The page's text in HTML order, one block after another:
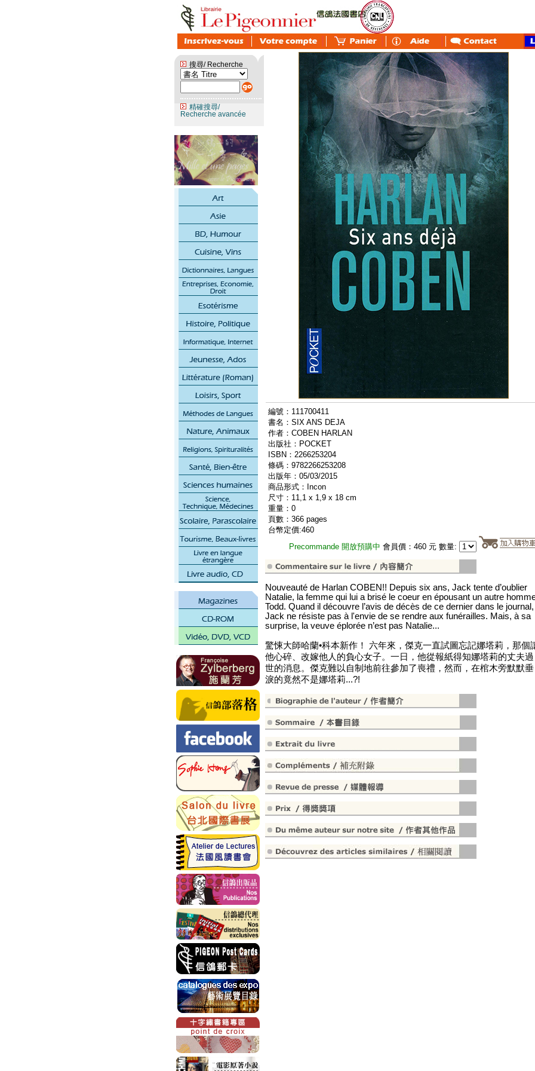
搜尋/ Recherche
精確搜尋/
Recherche avancée
編號：111700411
書名：SIX ANS DEJA
作者：COBEN HARLAN
出版社：POCKET
ISBN：2266253204
條碼：9782266253208
出版年：05/03/2015
商品形式：Incon
尺寸：11,1 x 1,9 x 18 cm
重量：0
頁數：366 pages
台幣定價:460
Precommande 開放預購中 會員價：460 元 數量:
Nouveauté de Harlan COBEN!! Depuis six ans, Jack tente d’oublier
Natalie, la femme qui lui a brisé le coeur en épousant un autre
Todd. Quand il découvre l’avis de décès de ce dernier dans le journal,
Jack ne résiste pas à l'envie de se rendre aux funérailles. Mais, à sa
surprise, la veuve éplorée n’est pas Natalie...
驚悚大師哈蘭•科本新作！ 六年來，傑克一直試圖忘記娜塔莉，那個
他心碎、改嫁他人的負心女子。一日，他從報紙得知娜塔莉的丈夫過
世的消息。傑克難以自制地前往參加了喪禮，然而，在棺木旁默默垂
淚的竟然不是娜塔莉...?!